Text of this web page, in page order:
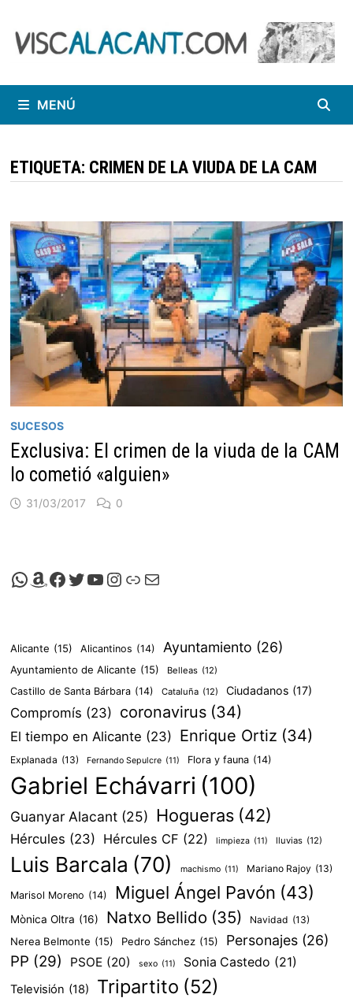
contenido
MENÚ
ETIQUETA: CRIMEN DE LA VIUDA DE LA CAM
SUCESOS
Exclusiva: El crimen de la viuda de la CAM
lo cometió «alguien»
31/03/2017 0
Canal de Whatsapp de Viscalacant
Comprar en Amazon
Facebook de Viscalacant
Twitter de Viscalacant
Canal de Youtube de Viscalacant
Instagram de Viscalacant
Viscalacant en Polkaverse
Correo electrónico
Alicante (15) Alicantinos (14) Ayuntamiento (26)
Ayuntamiento de Alicante (15) Belleas (12)
Castillo de Santa Bárbara (14) Cataluña (12) Ciudadanos (17)
Compromís (23) coronavirus (34)
El tiempo en Alicante (23) Enrique Ortiz (34)
Explanada (13) Fernando Sepulcre (11) Flora y fauna (14)
Gabriel Echávarri (100)
Guanyar Alacant (25) Hogueras (42)
Hércules (23) Hércules CF (22) limpieza (11) lluvias (12)
Luis Barcala (70) machismo (11) Mariano Rajoy (13)
Marisol Moreno (14) Miguel Ángel Pavón (43)
Mònica Oltra (16) Natxo Bellido (35) Navidad (13)
Nerea Belmonte (15) Pedro Sánchez (15) Personajes (26)
PP (29) PSOE (20) sexo (11) Sonia Castedo (21)
Televisión (18) Tripartito (52)